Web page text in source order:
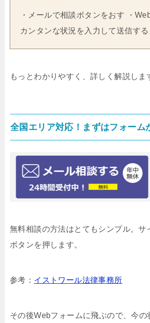
・メールで相談ボタンをおす ・
カンタンな状況を入力して送信する
もっとわかりやすく、詳しく解説しま
全国エリア対応！まずはフォーム
無料相談の方法はとてもシンプル。サ
ボタンを押します。
参考： イストワール法律事務所
その後Webフォームに飛ぶので、今の